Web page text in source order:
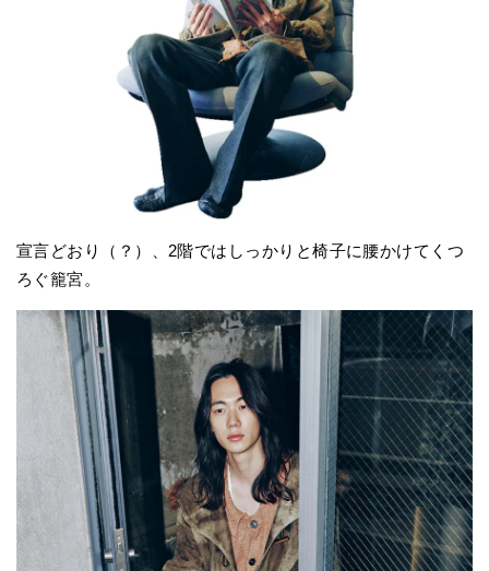
宣言どおり（？）、2階ではしっかりと椅子に腰かけてくつ
ろぐ籠宮。